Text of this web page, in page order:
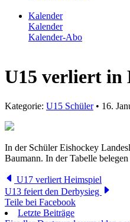
Kalender
Kalender
Kalender-Abo
U15 verliert in
Kategorie: U15 Schüler• 16.
In der Schüler Eishockey
Baumann. In der Tabelle
U17 verliert Heimspiel
U13 feiert den Derbysieg
Teile bei Facebook
Letzte Beiträge